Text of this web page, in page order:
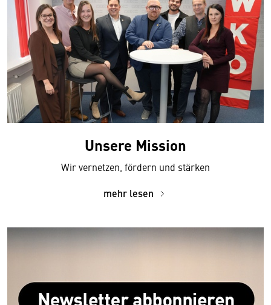
Unsere Mission
Wir vernetzen, fördern und stärken
mehr lesen